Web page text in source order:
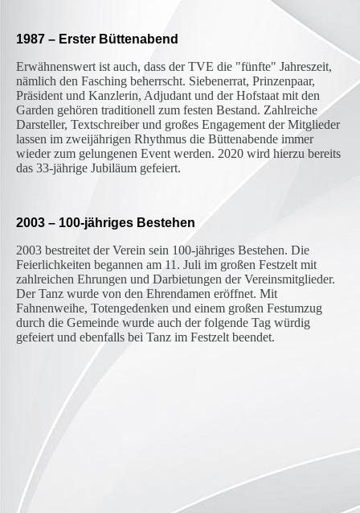
1987 – Erster Büttenabend
Erwähnenswert ist auch, dass der TVE die "fünfte" Jahreszeit,
nämlich den Fasching beherrscht. Siebenerrat, Prinzenpaar,
Präsident und Kanzlerin, Adjudant und der Hofstaat mit den
Garden gehören traditionell zum festen Bestand. Zahlreiche
Darsteller, Textschreiber und großes Engagement der Mitglieder
lassen im zweijährigen Rhythmus die Büttenabende immer
wieder zum gelungenen Event werden. 2020 wird hierzu bereits
das 33-jährige Jubiläum gefeiert.
2003 – 100-jähriges Bestehen
2003 bestreitet der Verein sein 100-jähriges Bestehen. Die
Feierlichkeiten begannen am 11. Juli im großen Festzelt mit
zahlreichen Ehrungen und Darbietungen der Vereinsmitglieder.
Der Tanz wurde von den Ehrendamen eröffnet. Mit
Fahnenweihe, Totengedenken und einem großen Festumzug
durch die Gemeinde wurde auch der folgende Tag würdig
gefeiert und ebenfalls bei Tanz im Festzelt beendet.